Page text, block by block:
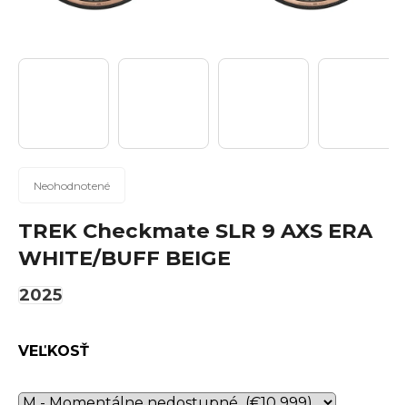
Priemerné
produktu
je
0,0
z
5
Neohodnotené
TREK Checkmate SLR 9 AXS ERA
WHITE/BUFF BEIGE
2025
VEĽKOSŤ
?
Hľadať
d